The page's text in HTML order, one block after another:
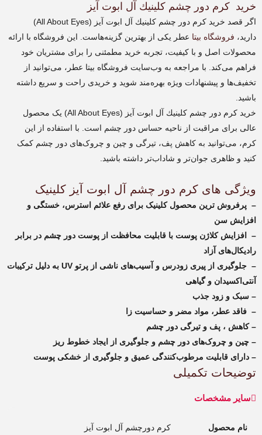
خرید كرم دور چشم كلينيك آل ابوت آیز
اگر قصد خرید كرم دور چشم كلينيك آل ابوت آیز (All About Eyes)
دارید، فروشگاه بیتا عطر یکی از بهترین گزینه‌هاست. این فروشگاه با ارائه
محصولات اصل و با کیفیت، تجربه خرید مطمئنی را برای مشتریان خود
فراهم می‌کند. با مراجعه به وب‌سایت فروشگاه بیتا عطر، می‌توانید از
تخفیف‌ها و پیشنهادات ویژه بهره‌مند شوید و خریدی راحت و سریع داشته
باشید.
خرید كرم دور چشم كلينيك آل ابوت آیز (All About Eyes) یک محصول
عالی برای مراقبت از ناحیه حساس دور چشم است. با استفاده از این
کرم، می‌توانید به کاهش پف، تیرگی و چین و چروک‌های دور چشم کمک
کنید و ظاهری جوان‌تر و شاداب‌تر داشته باشید.
ویژگی های کرم دور چشم آل ابوت آیز کلینیک
– پرفروش ترین محصول کلینیک برای رفع علائم استرس، خستگی و
افزایش سن
– افزایش کلاژن پوست با قابلیت محافظت از پوست دور چشم در برابر
رادیکال‌های آزاد
– جلوگیری از پیری زودرس و آسیب‌های ناشی از پرتو UV به دلیل ترکیبات
آنتی‌اکسیدان و گیاهی
– سبک و زود جذب
– فاقد عطر، مواد مضر و حساسیت زا
– کاهش ، پف و تیرگی دور چشم
– چین و چروک‌های دور چشم و جلوگیری از ایجاد خطوط ریز
– دارای قابلیت مرطوب‌کنندگی عمیق و جلوگیری از خشکی پوست
توضیحات تکمیلی
سایر مشخصات
نام محصول کرم دورچشم آل ابوت آیز